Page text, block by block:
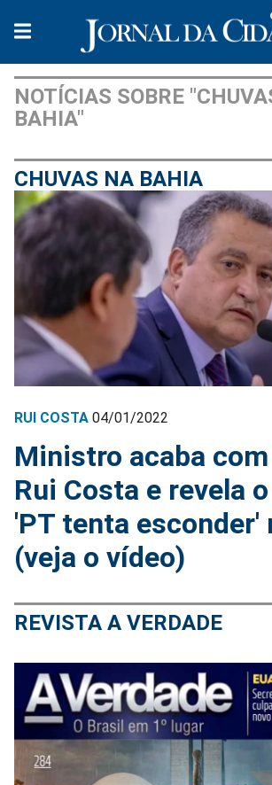
NOTÍCIAS SOBRE
BAHIA"
CHUVAS NA BAHIA
RUI COSTA 04/01/2022
Ministro acaba
Rui Costa e revela
'PT tenta esconder'
(veja o vídeo)
REVISTA A VERDADE